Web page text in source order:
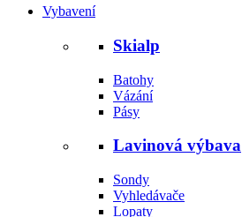
Vybavení
Skialp
Batohy
Vázání
Pásy
Lavinová výbava
Sondy
Vyhledávače
Lopaty